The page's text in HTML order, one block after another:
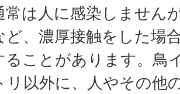
常は人に感染しません
ど、濃厚接触をした場
ることがあります。鳥
リ以外に、人やその他